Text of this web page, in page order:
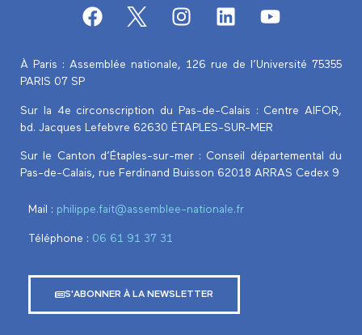
À Paris : Assemblée nationale, 126 rue de l’Université 75355
PARIS 07 SP
Sur la 4e circonscription du Pas-de-Calais : Centre AIFOR,
bd. Jacques Lefebvre 62630 ÉTAPLES-SUR-MER
Sur le Canton d’Étaples-sur-mer : Conseil départemental du
Pas-de-Calais, rue Ferdinand Buisson 62018 ARRAS Cedex 9
Mail : philippe.fait@assemblee-nationale.fr
Téléphone : ‭06 61 91 37 31‬
S'ABONNER À LA NEWSLETTER